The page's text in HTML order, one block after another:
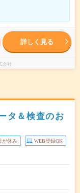
詳しく見る
会社
タ＆検査のお
が休み WEB登録OK